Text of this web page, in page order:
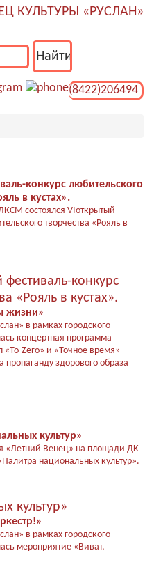
КУЛЬТУРЫ «РУСЛАН»
(8422)206494
конкурс любительского
в кустах».
состоялся VIоткрытый
творчества «Рояль в
жизни»
в рамках городского
концертная программа
Zero» и «Точное время»
здорового образа
культур»
«Летний Венец» на площади ДК
национальных культур».
в рамках городского
мероприятие «Виват,